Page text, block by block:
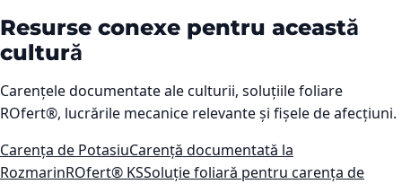
Resurse conexe pentru această
cultură
Carențele documentate ale culturii, soluțiile foliare
ROfert®, lucrările mecanice relevante și fișele de afecțiuni.
Carența de PotasiuCarență documentată la
RozmarinROfert® KSSoluție foliară pentru carența de